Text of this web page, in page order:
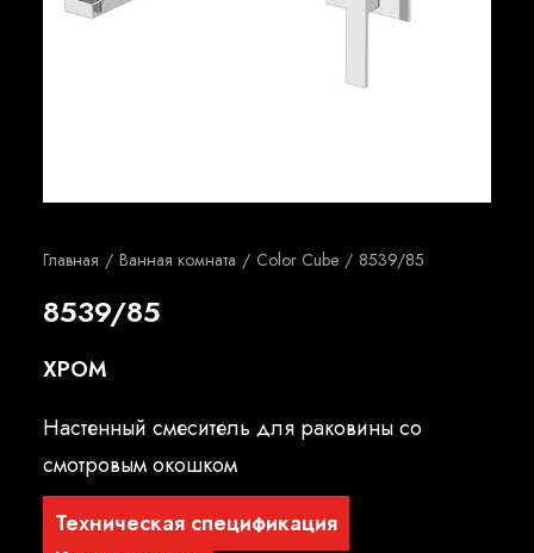
Главная Ванная комната Color Cube 8539/85
8539/85
ХРОМ
Настенный смеситель для раковины со
смотровым окошком
Техническая спецификация